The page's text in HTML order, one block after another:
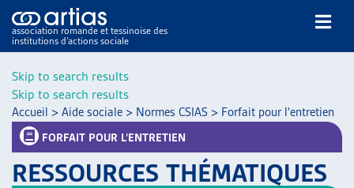
Skip to search results
Skip to search results
association romande et tessinoise des
institutions d’actions sociale
Accueil > Aide sociale > Normes CSIAS > Forfait pour l'entretien
FORFAIT POUR L’ENTRETIEN
RESSOURCES THÉMATIQUES